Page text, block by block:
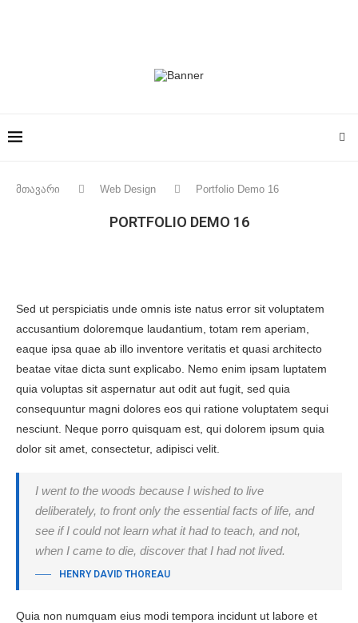
მთავარი Web Design Portfolio Demo 16
PORTFOLIO DEMO 16
Sed ut perspiciatis unde omnis iste natus error sit voluptatem
accusantium doloremque laudantium, totam rem aperiam,
eaque ipsa quae ab illo inventore veritatis et quasi architecto
beatae vitae dicta sunt explicabo. Nemo enim ipsam luptatem
quia voluptas sit aspernatur aut odit aut fugit, sed quia
consequuntur magni dolores eos qui ratione voluptatem sequi
nesciunt. Neque porro quisquam est, qui dolorem ipsum quia
dolor sit amet, consectetur, adipisci velit.
I went to the woods because I wished to live
deliberately, to front only the essential facts of life, and
see if I could not learn what it had to teach, and not,
when I came to die, discover that I had not lived.
HENRY DAVID THOREAU
Quia non numquam eius modi tempora incidunt ut labore et